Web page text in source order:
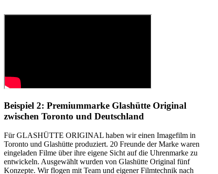
Beispiel 2: Premiummarke Glashütte Original
zwischen Toronto und Deutschland
Für GLASHÜTTE ORIGINAL haben wir einen Imagefilm in
Toronto und Glashütte produziert. 20 Freunde der Marke waren
eingeladen Filme über ihre eigene Sicht auf die Uhrenmarke zu
entwickeln. Ausgewählt wurden von Glashütte Original fünf
Konzepte. Wir flogen mit Team und eigener Filmtechnik nach